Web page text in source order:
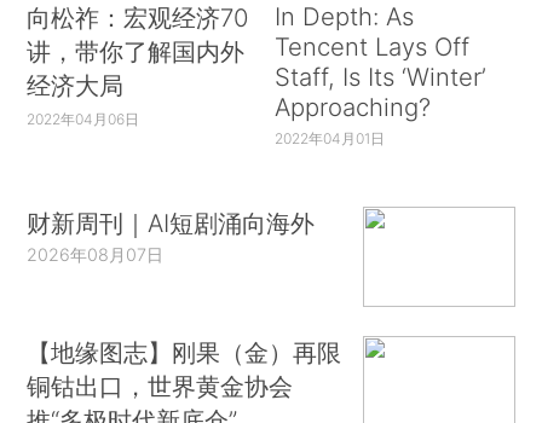
向松祚：宏观经济70
讲，带你了解国内外
经济大局
2022年04月06日
In Depth: As
Tencent Lays Off
Staff, Is Its ‘Winter’
Approaching?
2022年04月01日
财新周刊｜AI短剧涌向海外
2026年08月07日
【地缘图志】刚果（金）再限
铜钴出口，世界黄金协会